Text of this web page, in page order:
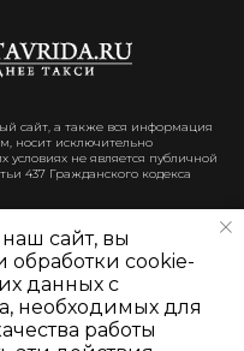
сайт, а также вся информация
носит исключительно
не является публичной
437 Гражданского кодекса
сайт, вы
обработки cookie-
данных с
необходимых для
работы